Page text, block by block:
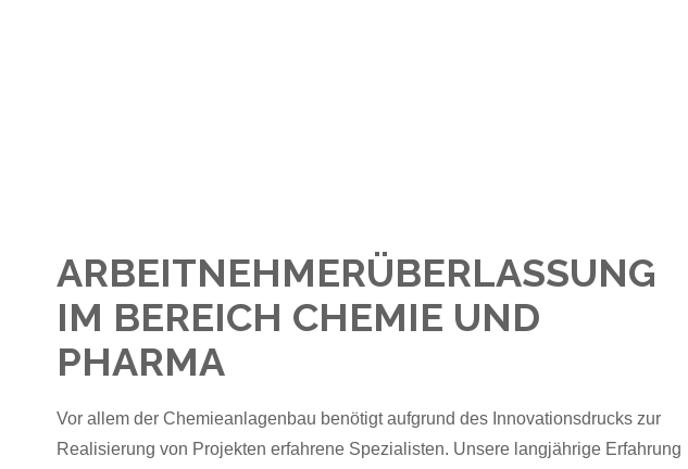
ARBEITNEHMERÜBERLASSUNG
IM BEREICH CHEMIE UND
PHARMA
Vor allem der Chemieanlagenbau benötigt aufgrund des Innovationsdrucks zur
Realisierung von Projekten erfahrene Spezialisten. Unsere langjährige Erfahrung